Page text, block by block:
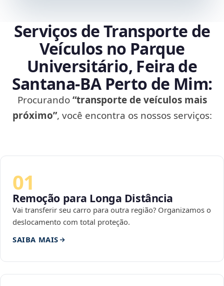
Serviços de Transporte de
Veículos no Parque
Universitário, Feira de
Santana‑BA Perto de Mim:
Procurando“transporte de veículos mais
próximo”, você encontra os nossos serviços:
01
Remoção para Longa Distância
Vai transferir seu carro para outra região? Organizamos o
deslocamento com total proteção.
SAIBA MAIS